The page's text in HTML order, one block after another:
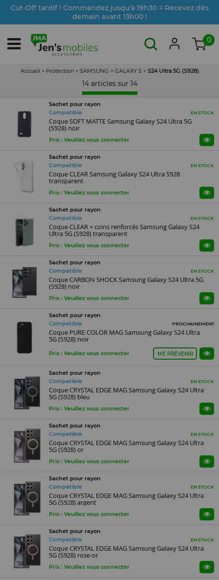
Cut-Off tardif ! Commandez jusqu'à 19h30 = Recevez dès
demain avant 13h00 !
0
Accueil > Protection > SAMSUNG > GALAXY S > S24 Ultra 5G (S928)
14 articles sur 14
Sachet pour rayon
Compatible
EN STOCK
Coque SOFT MATTE Samsung Galaxy S24 Ultra 5G
(S928) noir
Prix : Veuillez vous connecter
Sachet pour rayon
Compatible
EN STOCK
Coque CLEAR Samsung Galaxy S24 Ultra S928
transparent
Prix : Veuillez vous connecter
Sachet pour rayon
Compatible
EN STOCK
Coque CLEAR + coins renforcés Samsung Galaxy S24
Ultra 5G (S928) transparent
Prix : Veuillez vous connecter
Sachet pour rayon
Compatible
EN STOCK
Coque CARBON SHOCK Samsung Galaxy S24 Ultra 5G
(S928) noir
Prix : Veuillez vous connecter
Sachet pour rayon
Compatible
PROCHAINEMENT
Coque PURE COLOR MAG Samsung Galaxy S24 Ultra
5G (S928) noir
Prix : Veuillez vous connecter ME PRÉVENIR
Sachet pour rayon
Compatible
EN STOCK
Coque CRYSTAL EDGE MAG Samsung Galaxy S24 Ultra
5G (S928) bleu
Prix : Veuillez vous connecter
Sachet pour rayon
Compatible
EN STOCK
Coque CRYSTAL EDGE MAG Samsung Galaxy S24 Ultra
5G (S928) or
Prix : Veuillez vous connecter
Sachet pour rayon
Compatible
EN STOCK
Coque CRYSTAL EDGE MAG Samsung Galaxy S24 Ultra
5G (S928) argent
Prix : Veuillez vous connecter
Sachet pour rayon
Compatible
EN STOCK
Coque CRYSTAL EDGE MAG Samsung Galaxy S24 Ultra
5G (S928) rose-or
Prix : Veuillez vous connecter